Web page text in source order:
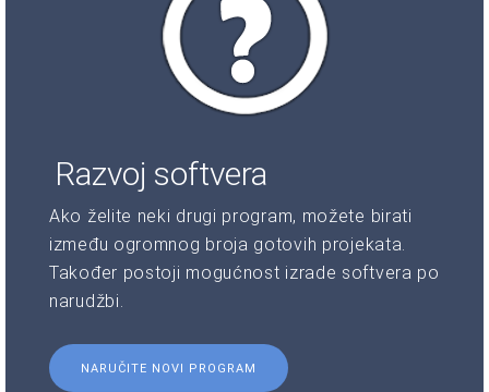
Razvoj softvera
Ako želite neki drugi program, možete birati
između ogromnog broja gotovih projekata.
Također postoji mogućnost izrade softvera po
narudžbi.
NARUČITE NOVI PROGRAM